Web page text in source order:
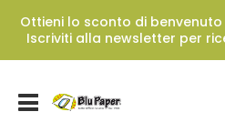
Ottieni lo sconto di benvenuto
Iscriviti alla newsletter per
Toggle